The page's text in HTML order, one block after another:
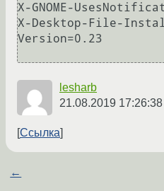
X-GNOME-
X-Desktop-File-
Version=0.23
lesharb
21.08.2019
Ссылка
←